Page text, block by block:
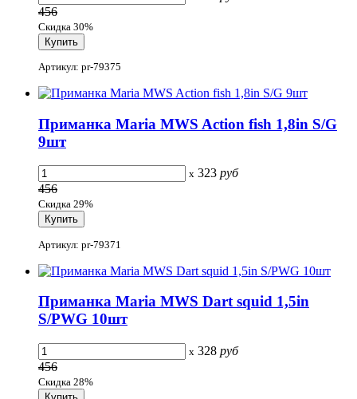
456
Скидка 30%
Артикул: pr-79375
Приманка Maria MWS Action fish 1,8in S/G
9шт
x 323 руб
456
Скидка 29%
Артикул: pr-79371
Приманка Maria MWS Dart squid 1,5in
S/PWG 10шт
x 328 руб
456
Скидка 28%